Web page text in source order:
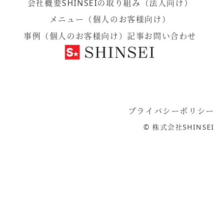
会社概要SHINSEIの取り組み （法人向け）
メニュー（個人のお客様向け）
事例（個人のお客様向け）記事お問い合わせ
プライバシーポリシー
©株式会社SHINSEI